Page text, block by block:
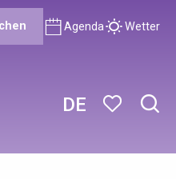
DE
Agenda Wetter